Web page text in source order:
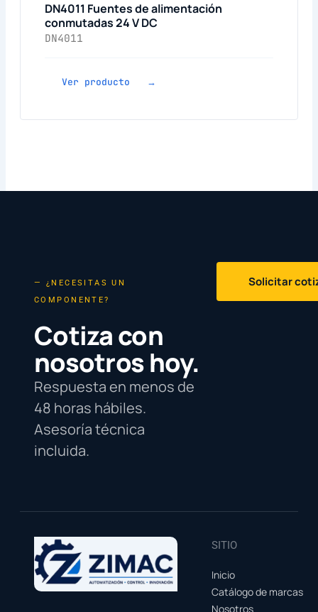
DN4011 Fuentes de alimentación
conmutadas 24 V DC
DN4011
Ver producto →
— ¿NECESITAS UN
COMPONENTE?
Cotiza con
nosotros hoy.
Respuesta en menos de
48 horas hábiles.
Asesoría técnica
incluida.
Solicitar
SITIO
Inicio
Catálogo de marcas
Nosotros